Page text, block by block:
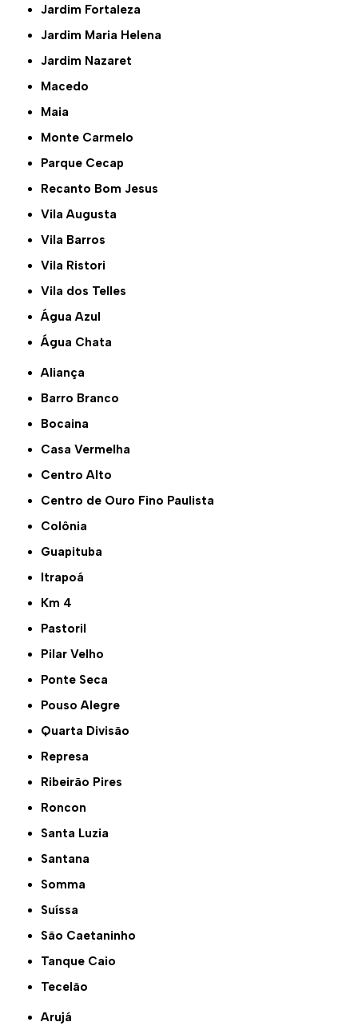
Jardim Fortaleza
Jardim Maria Helena
Jardim Nazaret
Macedo
Maia
Monte Carmelo
Parque Cecap
Recanto Bom Jesus
Vila Augusta
Vila Barros
Vila Ristori
Vila dos Telles
Água Azul
Água Chata
Aliança
Barro Branco
Bocaina
Casa Vermelha
Centro Alto
Centro de Ouro Fino Paulista
Colônia
Guapituba
Itrapoá
Km 4
Pastoril
Pilar Velho
Ponte Seca
Pouso Alegre
Quarta Divisão
Represa
Ribeirão Pires
Roncon
Santa Luzia
Santana
Somma
Suíssa
São Caetaninho
Tanque Caio
Tecelão
Arujá